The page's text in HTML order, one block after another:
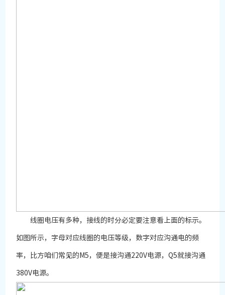
线圈电压有多种，接线的时分必定要注意看上面的标示。
如图所示，字母对应线圈的电压等级，数字对应沟通电的频
率，比方咱们常见的M5，便是接沟通220V电源，Q5就接沟通
380V电源。